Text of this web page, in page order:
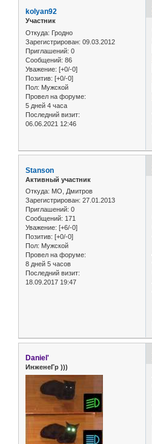
kolyan92
Участник
Откуда: Гродно
Зарегистрирован: 09.03.2012
Приглашений: 0
Сообщений: 86
Уважение: [+0/-0]
Позитив: [+0/-0]
Пол: Мужской
Провел на форуме:
5 дней 4 часа
Последний визит:
06.06.2021 12:46
Stanson
Активный участник
Откуда: МО, Дмитров
Зарегистрирован: 27.01.2013
Приглашений: 0
Сообщений: 171
Уважение: [+6/-0]
Позитив: [+0/-0]
Пол: Мужской
Провел на форуме:
8 дней 5 часов
Последний визит:
18.09.2017 19:47
Daniel'
ИнженеГр )))